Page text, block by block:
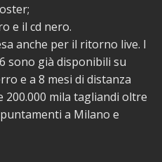
e il cd nero.
anche per il ritorno live. I
sono già disponibili su
e a 8 mesi di distanza
mila tagliandi oltre
a Milano e